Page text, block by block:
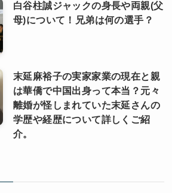
白谷柱誠ジャックの身長や両親(父
母)について！兄弟は何の選手？
末延麻裕子の実家家業の現在と親
は華僑で中国出身って本当？元々
離婚が怪しまれていた末延さんの
学歴や経歴について詳しくご紹
介。